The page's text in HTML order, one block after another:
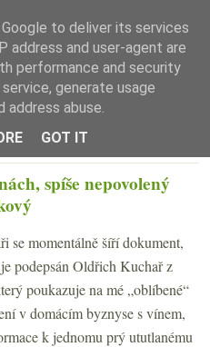
spíše nepovolený
se momentálně šíří dokument,
podepsán Oldřich Kuchař z
poukazuje na mé „oblíbené“
v domácím byznyse s vínem,
k jednomu prý ututlanému
to deliver its services
address and user-agent are
performance and security
generate usage
abuse.
GOT IT